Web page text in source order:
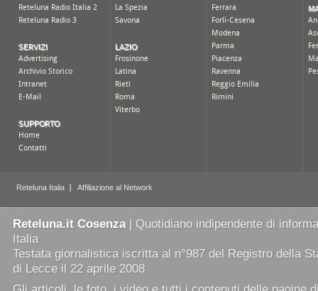
Reteluna.it Cosenza| Quotidiano indipendente di
Italia
Testata giornalistica iscritta al n°987 del Registro della
di Lecce il 22 aprile 2008